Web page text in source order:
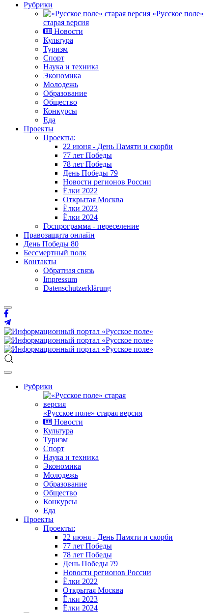
Рубрики
«Русское поле»
старая версия
Новости
Культура
Туризм
Спорт
Наука и техника
Экономика
Молодежь
Образование
Общество
Конкурсы
Еда
Проекты
Проекты:
22 июня - День Памяти и скорби
77 лет Победы
78 лет Победы
День Победы 79
Новости регионов России
Ёлки 2022
Открытая Москва
Ёлки 2023
Ёлки 2024
Госпрограмма - переселение
Правозащита онлайн
День Победы 80
Бессмертный полк
Контакты
Обратная связь
Impressum
Datenschutzerklärung
Рубрики
«Русское поле» старая версия
Новости
Культура
Туризм
Спорт
Наука и техника
Экономика
Молодежь
Образование
Общество
Конкурсы
Еда
Проекты
Проекты:
22 июня - День Памяти и скорби
77 лет Победы
78 лет Победы
День Победы 79
Новости регионов России
Ёлки 2022
Открытая Москва
Ёлки 2023
Ёлки 2024